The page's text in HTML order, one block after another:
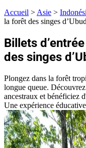
Accueil > Asie >
la forêt des singes d’Ubud
Billets
des singes
Plongez dans la forêt
longue queue.
ancestraux et bénéficiez
Une expérience